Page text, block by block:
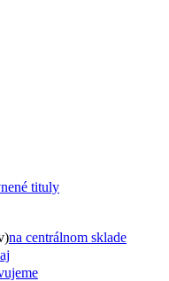
tituly
na centrálnom sklade